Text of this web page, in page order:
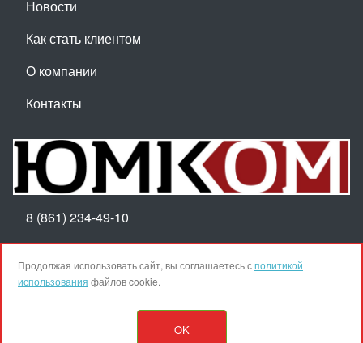
Новости
Как стать клиентом
О компании
Контакты
8 (861) 234-49-10
Пн-Пт 8:30-17:30
Продолжая использовать сайт, вы соглашаетесь сполитикой
использования файлов cookie.
OK